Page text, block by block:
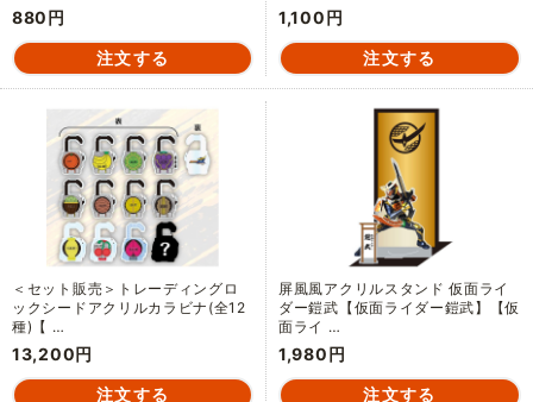
880円 1,100円
＜セット販売＞トレーディングロ
ックシードアクリルカラビナ(全12
種)【 …
13,200円
屏風風アクリルスタンド 仮面ライ
ダー鎧武【仮面ライダー鎧武】【仮
面ライ …
1,980円